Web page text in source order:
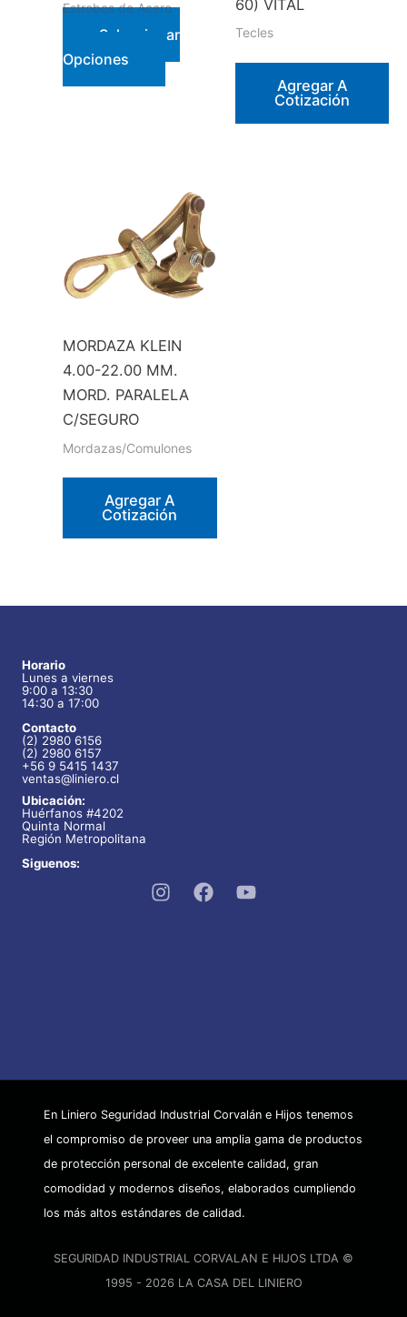
de
Estrobos de Acero
Seleccionar
Opciones
Este
producto
opciones
se
pueden
elegir
en
página
de
producto
60) VITAL
Tecles
Agregar A
Cotización
MORDAZA KLEIN
4.00-22.00 MM.
MORD. PARALELA
C/SEGURO
Mordazas/Comulones
Agregar A
Cotización
Horario
Lunes a viernes
9:00 a 13:30
14:30 a 17:00
Contacto
(2) 2980 6156
(2) 2980 6157
+56 9 5415 1437
ventas@liniero.cl
Ubicación:
Huérfanos #4202
Quinta Normal
Región Metropolitana
Siguenos:
En Liniero Seguridad Industrial Corvalán e Hijos tenemos
el compromiso de proveer una amplia gama de productos
de protección personal de excelente calidad, gran
comodidad y modernos diseños, elaborados cumpliendo
los más altos estándares de calidad.
SEGURIDAD INDUSTRIAL CORVALAN E HIJOS LTDA ©
1995 - 2026 LA CASA DEL LINIERO